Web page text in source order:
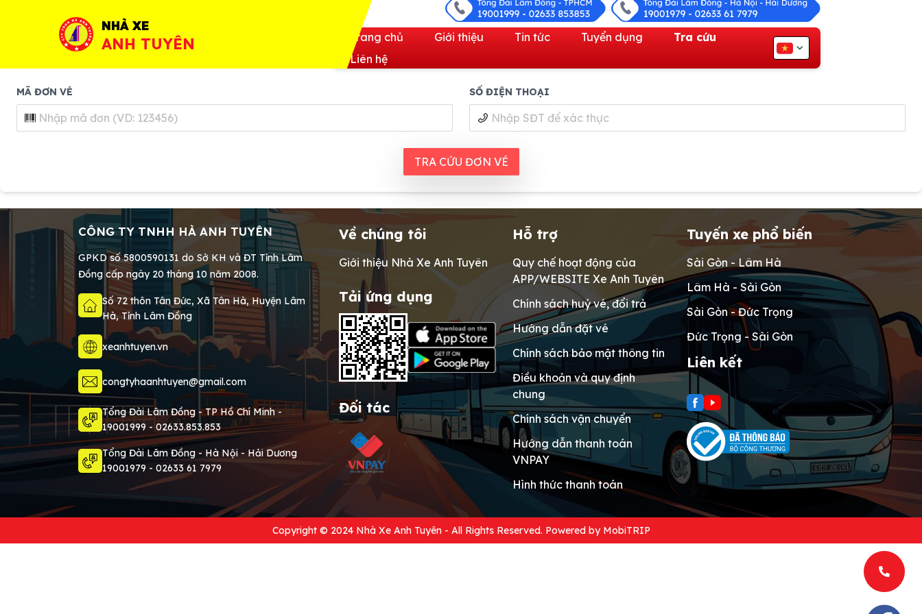
NHÀ XE
ANH TUYÊN Trang chủ Giới thiệu Tin tức Tuyển dụng
Tra cứu
Liên hệ
MÃ ĐƠN VÉ SỐ ĐIỆN THOẠI
TRA CỨU ĐƠN VÉ
CÔNG TY TNHH HÀ ANH TUYÊN
GPKD số 5800590131 do Sở KH và ĐT Tỉnh Lâm
Đồng cấp ngày 20 tháng 10 năm 2008.
Số 72 thôn Tân Đức, Xã Tân Hà, Huyện Lâm
Hà, Tỉnh Lâm Đồng
xeanhtuyen.vn
congtyhaanhtuyen@gmail.com
Tổng Đài Lâm Đồng - TP Hồ Chí Minh -
19001999 - 02633.853.853
Tổng Đài Lâm Đồng - Hà Nội - Hải Dương
19001979 - 02633 61 7979
Về chúng tôi
Giới thiệu Nhà Xe Anh Tuyên
Tải ứng dụng
Đối tác
Hỗ trợ
Quy chế hoạt động của
APP/WEBSITE Xe Anh Tuyên
Chính sách huỷ vé, đổi trả
Hướng dẫn đặt vé
Chính sách bảo mật thông tin
Điều khoản và quy định
chung
Chính sách vận chuyển
Hướng dẫn thanh toán
VNPAY
Hình thức thanh toán
Tuyến xe phổ biến
Sài Gòn - Lâm Hà
Lâm Hà - Sài Gòn
Sài Gòn - Đức Trọng
Đức Trọng - Sài Gòn
Liên kết
Copyright © 2024 Nhà Xe Anh Tuyên - All Rights Reserved. Powered by MobiTRIP